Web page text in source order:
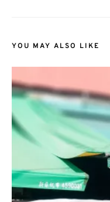
YOU MAY ALSO LIKE